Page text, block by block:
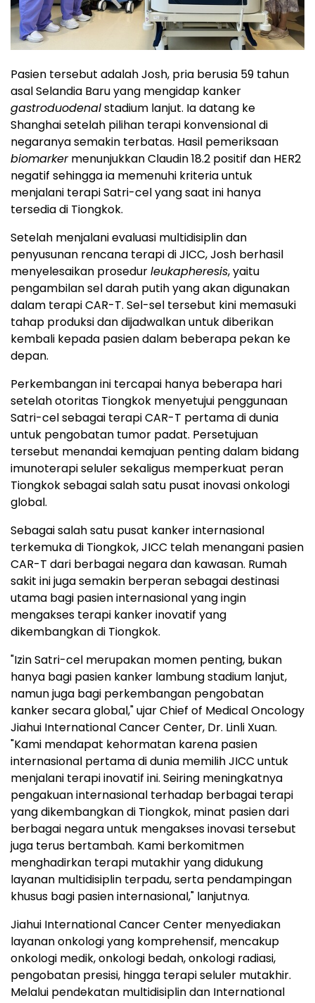
Pasien tersebut adalah Josh, pria berusia 59 tahun
asal Selandia Baru yang mengidap kanker
gastroduodenalstadium lanjut. Ia datang ke
Shanghai setelah pilihan terapi konvensional di
negaranya semakin terbatas. Hasil pemeriksaan
biomarkermenunjukkan Claudin 18.2 positif dan HER2
negatif sehingga ia memenuhi kriteria untuk
menjalani terapi Satri-cel yang saat ini hanya
tersedia di Tiongkok.
Setelah menjalani evaluasi multidisiplin dan
penyusunan rencana terapi di JICC, Josh berhasil
menyelesaikan prosedurleukapheresis, yaitu
pengambilan sel darah putih yang akan digunakan
dalam terapi CAR-T. Sel-sel tersebut kini memasuki
tahap produksi dan dijadwalkan untuk diberikan
kembali kepada pasien dalam beberapa pekan ke
depan.
Perkembangan ini tercapai hanya beberapa hari
setelah otoritas Tiongkok menyetujui penggunaan
Satri-cel sebagai terapi CAR-T pertama di dunia
untuk pengobatan tumor padat. Persetujuan
tersebut menandai kemajuan penting dalam bidang
imunoterapi seluler sekaligus memperkuat peran
Tiongkok sebagai salah satu pusat inovasi onkologi
global.
Sebagai salah satu pusat kanker internasional
terkemuka di Tiongkok, JICC telah menangani pasien
CAR-T dari berbagai negara dan kawasan. Rumah
sakit ini juga semakin berperan sebagai destinasi
utama bagi pasien internasional yang ingin
mengakses terapi kanker inovatif yang
dikembangkan di Tiongkok.
"Izin Satri-cel merupakan momen penting, bukan
hanya bagi pasien kanker lambung stadium lanjut,
namun juga bagi perkembangan pengobatan
kanker secara global," ujar Chief of Medical Oncology
Jiahui International Cancer Center, Dr. Linli Xuan.
"Kami mendapat kehormatan karena pasien
internasional pertama di dunia memilih JICC untuk
menjalani terapi inovatif ini. Seiring meningkatnya
pengakuan internasional terhadap berbagai terapi
yang dikembangkan di Tiongkok, minat pasien dari
berbagai negara untuk mengakses inovasi tersebut
juga terus bertambah. Kami berkomitmen
menghadirkan terapi mutakhir yang didukung
layanan multidisiplin terpadu, serta pendampingan
khusus bagi pasien internasional," lanjutnya.
Jiahui International Cancer Center menyediakan
layanan onkologi yang komprehensif, mencakup
onkologi medik, onkologi bedah, onkologi radiasi,
pengobatan presisi, hingga terapi seluler mutakhir.
Melalui pendekatan multidisiplin dan International